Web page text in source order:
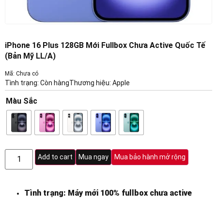
iPhone 16 Plus 128GB Mới Fullbox Chưa Active Quốc Tế
(Bản Mỹ LL/A)
Mã: Chưa có
Tình trạng: Còn hàngThương hiệu: Apple
Màu Sắc
Add to cart Mua ngay Mua bảo hành mở rộng
Tình trạng: Máy mới 100% fullbox chưa active